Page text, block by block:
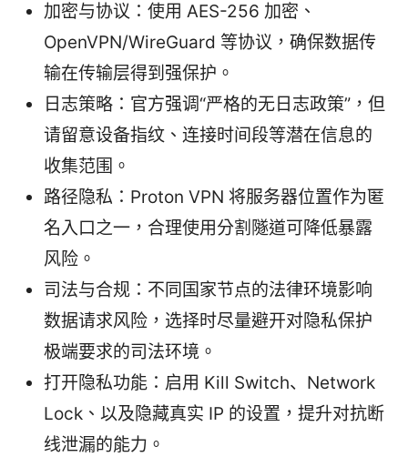
加密与协议：使用 AES-256 加密、
OpenVPN/WireGuard 等协议，确保数据传
输在传输层得到强保护。
日志策略：官方强调“严格的无日志政策”，但
请留意设备指纹、连接时间段等潜在信息的
收集范围。
路径隐私：Proton VPN 将服务器位置作为匿
名入口之一，合理使用分割隧道可降低暴露
风险。
司法与合规：不同国家节点的法律环境影响
数据请求风险，选择时尽量避开对隐私保护
极端要求的司法环境。
打开隐私功能：启用 Kill Switch、Network
Lock、以及隐藏真实 IP 的设置，提升对抗断
线泄漏的能力。